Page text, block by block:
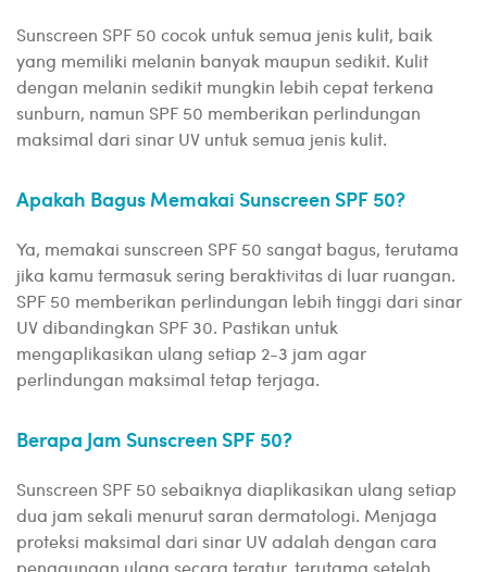
Sunscreen SPF 50 cocok untuk semua jenis kulit, baik
yang memiliki melanin banyak maupun sedikit. Kulit
dengan melanin sedikit mungkin lebih cepat terkena
sunburn, namun SPF 50 memberikan perlindungan
maksimal dari sinar UV untuk semua jenis kulit.
Apakah Bagus Memakai Sunscreen SPF 50?
Ya, memakai sunscreen SPF 50 sangat bagus, terutama
jika kamu termasuk sering beraktivitas di luar ruangan.
SPF 50 memberikan perlindungan lebih tinggi dari sinar
UV dibandingkan SPF 30. Pastikan untuk
mengaplikasikan ulang setiap 2-3 jam agar
perlindungan maksimal tetap terjaga.
Berapa Jam Sunscreen SPF 50?
Sunscreen SPF 50 sebaiknya diaplikasikan ulang setiap
dua jam sekali menurut saran dermatologi. Menjaga
proteksi maksimal dari sinar UV adalah dengan cara
penggunaan ulang secara teratur, terutama setelah